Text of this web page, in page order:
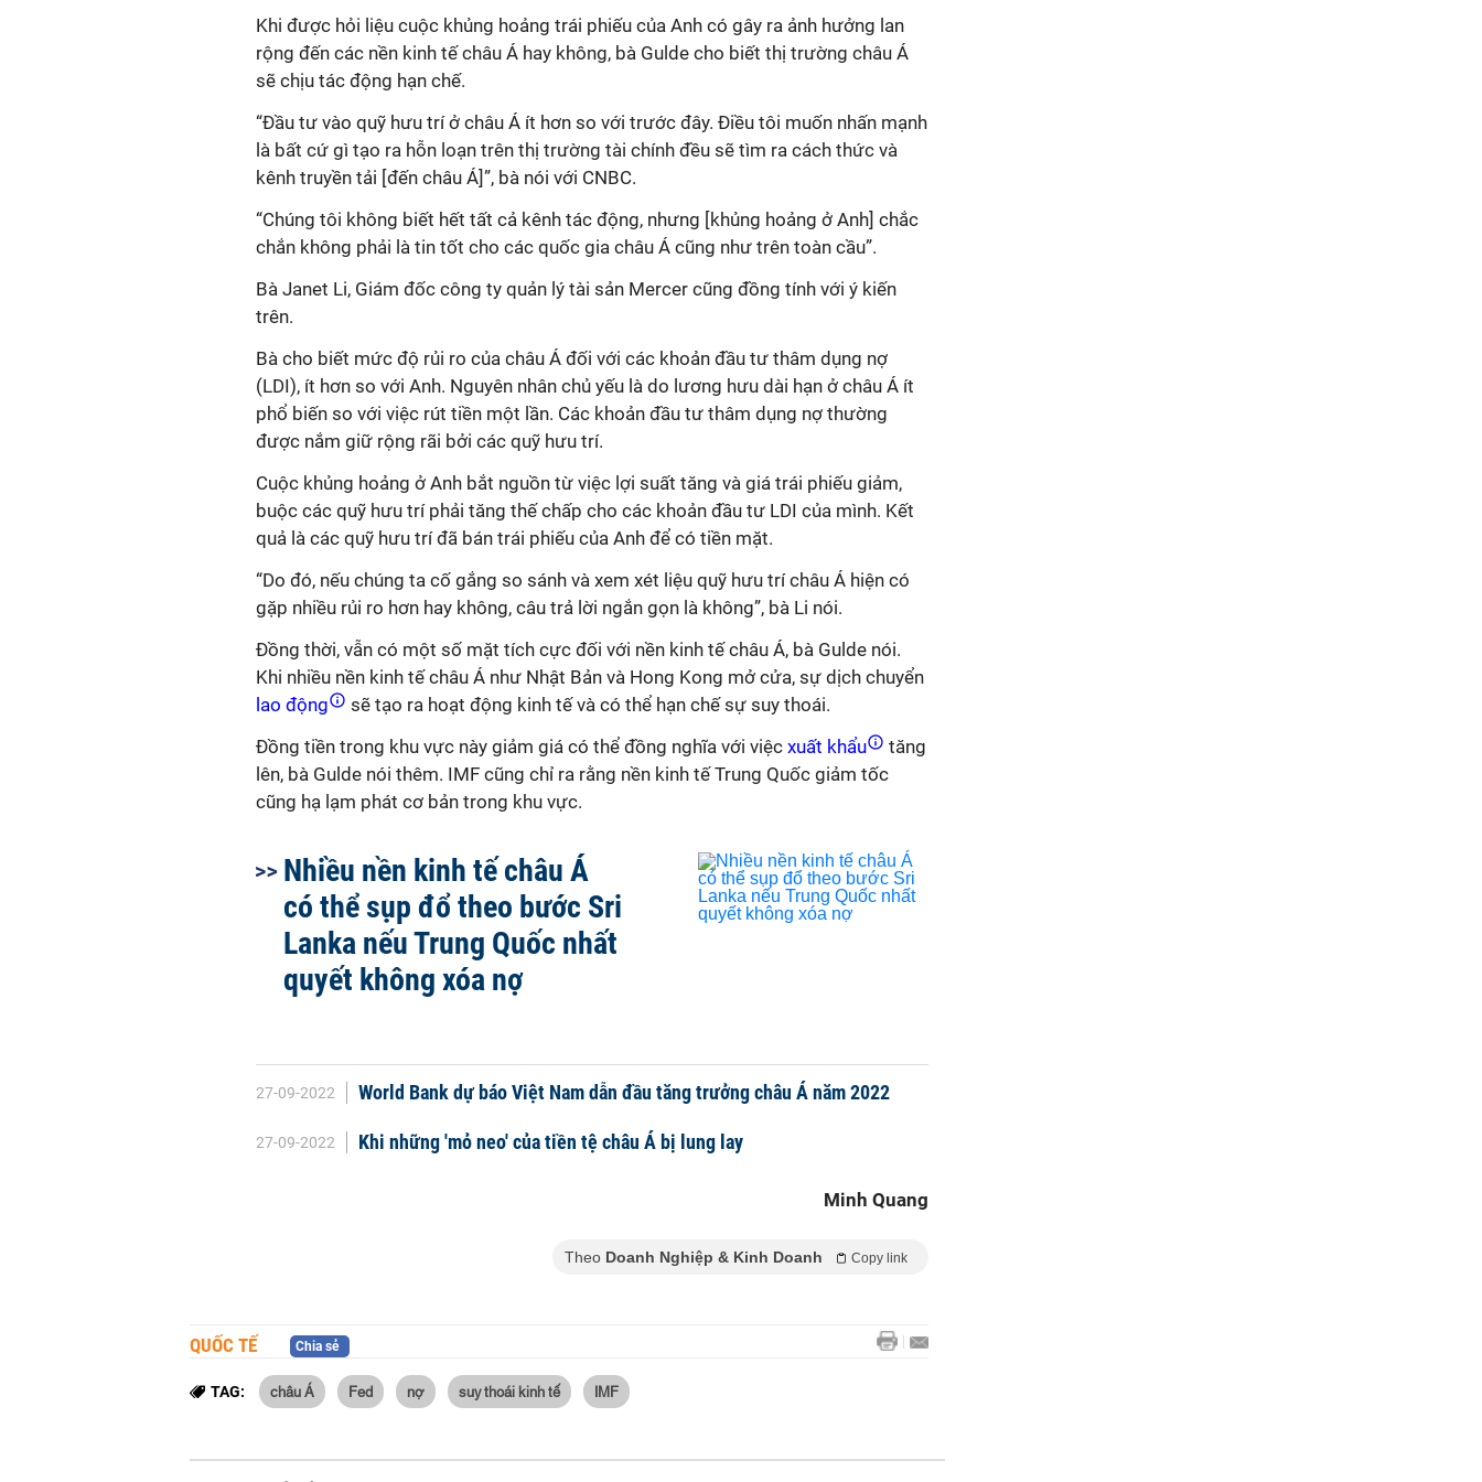
Khi được hỏi liệu cuộc khủng hoảng trái phiếu của Anh có gây ra ảnh hưởng lan
rộng đến các nền kinh tế châu Á hay không, bà Gulde cho biết thị trường châu Á
sẽ chịu tác động hạn chế.
“Đầu tư vào quỹ hưu trí ở châu Á ít hơn so với trước đây. Điều tôi muốn nhấn mạnh
là bất cứ gì tạo ra hỗn loạn trên thị trường tài chính đều sẽ tìm ra cách thức và
kênh truyền tải [đến châu Á]”, bà nói với CNBC.
“Chúng tôi không biết hết tất cả kênh tác động, nhưng [khủng hoảng ở Anh] chắc
chắn không phải là tin tốt cho các quốc gia châu Á cũng như trên toàn cầu”.
Bà Janet Li, Giám đốc công ty quản lý tài sản Mercer cũng đồng tính với ý kiến
trên.
Bà cho biết mức độ rủi ro của châu Á đối với các khoản đầu tư thâm dụng nợ
(LDI), ít hơn so với Anh. Nguyên nhân chủ yếu là do lương hưu dài hạn ở châu Á ít
phổ biến so với việc rút tiền một lần. Các khoản đầu tư thâm dụng nợ thường
được nắm giữ rộng rãi bởi các quỹ hưu trí.
Cuộc khủng hoảng ở Anh bắt nguồn từ việc lợi suất tăng và giá trái phiếu giảm,
buộc các quỹ hưu trí phải tăng thế chấp cho các khoản đầu tư LDI của mình. Kết
quả là các quỹ hưu trí đã bán trái phiếu của Anh để có tiền mặt.
“Do đó, nếu chúng ta cố gắng so sánh và xem xét liệu quỹ hưu trí châu Á hiện có
gặp nhiều rủi ro hơn hay không, câu trả lời ngắn gọn là không”, bà Li nói.
Đồng thời, vẫn có một số mặt tích cực đối với nền kinh tế châu Á, bà Gulde nói.
Khi nhiều nền kinh tế châu Á như Nhật Bản và Hong Kong mở cửa, sự dịch chuyển
lao động
sẽ tạo ra hoạt động kinh tế và có thể hạn chế sự suy thoái.
Đồng tiền trong khu vực này giảm giá có thể đồng nghĩa với việc xuất khẩu
tăng
lên, bà Gulde nói thêm. IMF cũng chỉ ra rằng nền kinh tế Trung Quốc giảm tốc
cũng hạ lạm phát cơ bản trong khu vực.
Nhiều nền kinh tế châu Á
có thể sụp đổ theo bước Sri
Lanka nếu Trung Quốc nhất
quyết không xóa nợ
27-09-2022 World Bank dự báo Việt Nam dẫn đầu tăng trưởng châu Á năm 2022
27-09-2022 Khi những 'mỏ neo' của tiền tệ châu Á bị lung lay
Minh Quang
Theo Doanh Nghiệp & Kinh Doanh Copy link
QUỐC TẾ Chia sẻ
TAG: châu Á Fed nợ suy thoái kinh tế IMF